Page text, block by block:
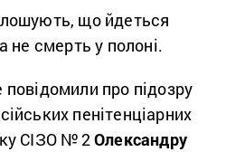
що йдеться
не смерть у полоні.
про підозру
пенітенціарних
СІЗО №2Олександру